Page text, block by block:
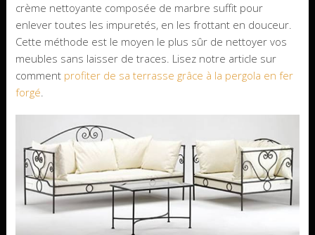
crème nettoyante composée de marbre suffit pour
enlever toutes les impuretés, en les frottant en douceur.
Cette méthode est le moyen le plus sûr de nettoyer vos
meubles sans laisser de traces. Lisez notre article sur
comment profiter de sa terrasse grâce à la pergola en fer
forgé